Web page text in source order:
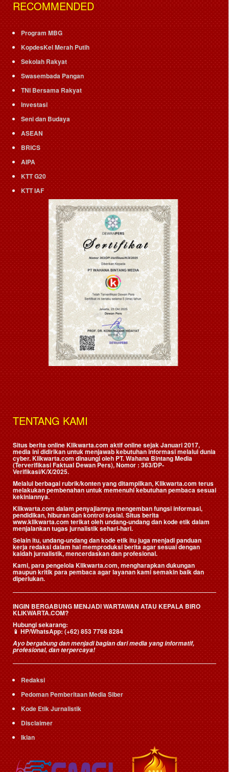
RECOMMENDED
Program MBG
KopdesKel Merah Putih
Sekolah Rakyat
Swasembada Pangan
TNI Bersama Rakyat
Investasi
Seni dan Budaya
ASEAN
BRICS
AIPA
KTT G20
KTT IAF
TENTANG KAMI
Situs berita online Klikwarta.com aktif online sejak Januari 2017,
media ini didirikan untuk menjawab kebutuhan informasi melalui dunia
cyber. Klikwarta.com dinaungi oleh PT. Wahana Bintang Media
(Terverifikasi Faktual Dewan Pers), Nomor : 363/DP-
Verifikasi/K/X/2025.
Melalui berbagai rubrik/konten yang ditampilkan, Klikwarta.com terus
melakukan pembenahan untuk memenuhi kebutuhan pembaca sesuai
kekiniannya.
Klikwarta.com dalam penyajiannya mengemban fungsi informasi,
pendidikan, hiburan dan kontrol sosial. Situs berita
www.klikwarta.com terikat oleh undang-undang dan kode etik dalam
menjalankan tugas jurnalistik sehari-hari.
Selain itu, undang-undang dan kode etik itu juga menjadi panduan
kerja redaksi dalam hal memproduksi berita agar sesuai dengan
kaidah jurnalistik, mencerdaskan dan profesional.
Kami, para pengelola Klikwarta.com, mengharapkan dukungan
maupun kritik para pembaca agar layanan kami semakin baik dan
diperlukan.
INGIN BERGABUNG MENJADI WARTAWAN ATAU KEPALA BIRO
KLIKWARTA.COM?
Hubungi sekarang:
📱HP/WhatsApp:(+62) 853 7768 8284
Ayo bergabung dan menjadi bagian dari media yang informatif,
profesional, dan terpercaya!
Redaksi
Pedoman Pemberitaan Media Siber
Kode Etik Jurnalistik
Disclaimer
Iklan